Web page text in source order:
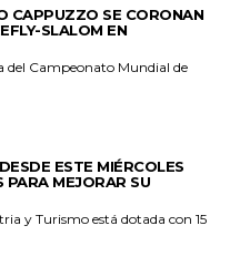
CAPPUZZO SE CORONAN
SLALOM EN
del Campeonato Mundial de
ESTE MIÉRCOLES
PARA MEJORAR SU
y Turismo está dotada con 15